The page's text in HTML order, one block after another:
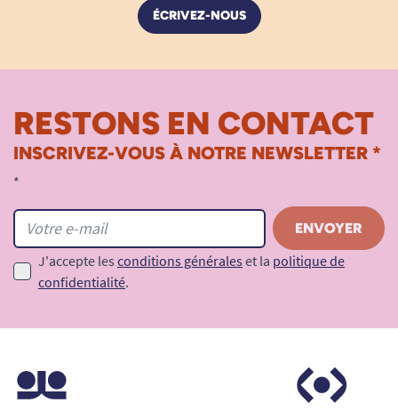
tampon absorbant pour limiter les odeurs
circonstances.
Un voile respirant pour limiter l’humidité
Le revêtement extérieur respirant laisse circuler
l’air et réduit la macération. Il aide à préserver la
peau lors d’un port prolongé.
Un toucher doux agréable à porter
offre une sensation
ÉCRIVEZ-NOUS
RESTONS EN CONTACT
INSCRIVEZ-VOUS À NOTRE NEWSLETTER *
*
J'accepte les conditions générales et la politique de
confidentialité.